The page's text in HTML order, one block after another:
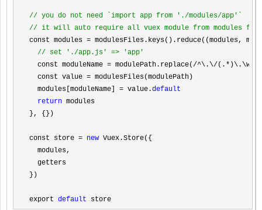
// you do not need `import app from './modules/app'`
// it will auto require all vuex module from modules file
const modules = modulesFiles.keys().reduce((modules,
// set './app.js' => 'app'
const moduleName = modulePath.replace(/^\.\/
  const value
= modulesFiles(modulePath)
  modules[moduleName]
= value.default
return modules
}, {})
const store = new Vuex.Store({
  modules,
  getters
})
export default store